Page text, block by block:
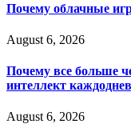
Почему облачные
August 6, 2026
Почему все больше
интеллект
August 6, 2026